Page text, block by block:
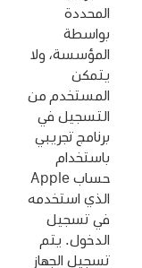
المحددة
بواسطة
المؤسسة، ولا
يتمكن
المستخدم من
التسجيل في
برنامج تجريبي
باستخدام
حساب Apple
الذي استخدمه
في تسجيل
الدخول. يتم
تسجيل الجهاز